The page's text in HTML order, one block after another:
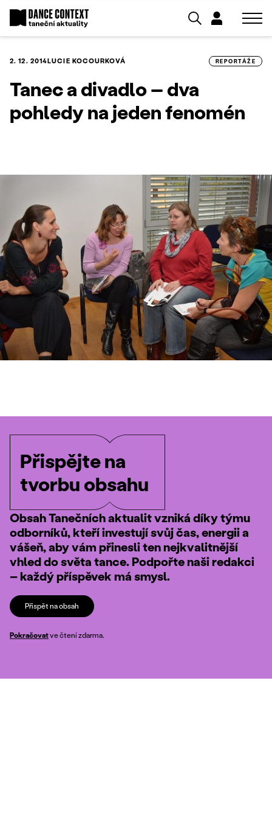
2. 12. 2014LUCIE KOCOURKOVÁ REPORTÁŽE
Tanec a divadlo – dva
pohledy na jeden fenomén
Přispějte na
tvorbu obsahu
Obsah Tanečních aktualit vzniká díky týmu
odborníků, kteří investují svůj čas, energii a
vášeň, aby vám přinesli ten nejkvalitnější
vhled do světa tance. Podpořte naši redakci
– každý příspěvek má smysl.
Přispět na obsah
Pokračovatve čtení zdarma.